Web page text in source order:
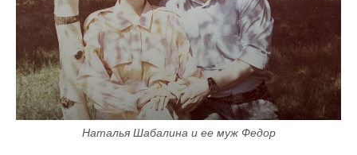
Наталья Шабалина и ее муж Федор